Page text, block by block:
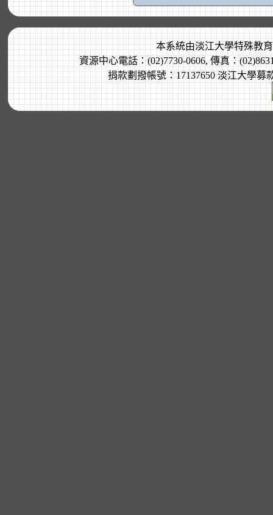
本系統由淡江大學特殊教
資源中心電話：(02)7730-0606, 傳真：
捐款劃撥帳號：17137650 淡江大學